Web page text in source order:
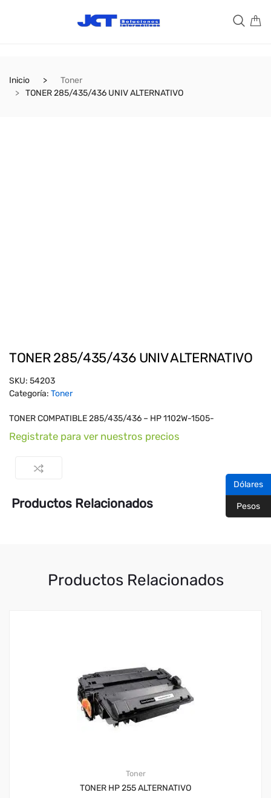
Inicio
Toner
TONER 285/435/436 UNIV ALTERNATIVO
TONER 285/435/436 UNIV ALTERNATIVO
SKU: 54203
Categoría: Toner
TONER COMPATIBLE 285/435/436 – HP 1102W-1505-
Registrate para ver nuestros precios
Productos Relacionados
Productos Relacionados
Toner
TONER HP 255 ALTERNATIVO
Dólares
Pesos